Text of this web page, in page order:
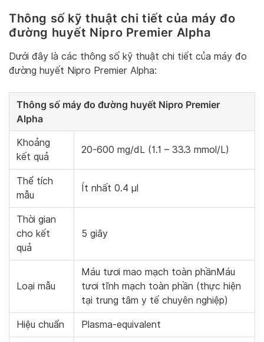
Thông số kỹ thuật chi tiết của máy đo
đường huyết Nipro Premier Alpha
Dưới đây là các thông số kỹ thuật chi tiết của máy đo
đường huyết Nipro Premier Alpha:
Thông số máy đo đường huyết Nipro Premier
Alpha
Khoảng
kết quả
20-600 mg/dL (1.1 – 33.3 mmol/L)
Thể tích
mẫu
Ít nhất 0.4 μl
Thời gian
cho kết
quả
5 giây
Loại mẫu
Máu tươi mao mạch toàn phầnMáu
tươi tĩnh mạch toàn phần (thực hiện
tại trung tâm y tế chuyên nghiệp)
Hiệu chuẩn Plasma-equivalent